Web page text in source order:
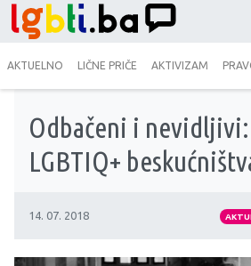
AKTUELNO LIČNE PRIČE AKTIVIZAM
Odbačeni i
LGBTIQ+
14. 07. 2018